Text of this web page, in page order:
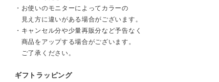
・お使いのモニターによってカラーの
見え方に違いがある場合がございます。
・キャンセル分や少量再販分など予告なく
商品をアップする場合がございます。
ご了承ください。
ギフトラッピング